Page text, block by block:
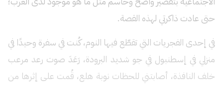
حتى عادت ذاكرتي لهذه القصة.
في إحدى الفجريات التي تقطّع فيها النوم، كُنت في سفرة وحيدًا في
منزلي في إسطنبول في جو شديد البرودة، رَعَدَ صوت رعد مرعب
خلف النافذة، أصابتني للحظات نوبة هلع، قُمت على إثرها من